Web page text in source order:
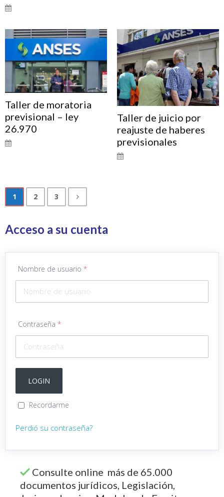
Taller de moratoria
previsional – ley
26.970
Taller de juicio por
reajuste de haberes
previsionales
1 2 3
Acceso a su cuenta
Nombre de usuario *
Contraseña *
Recordarme
Perdió su contraseña?
Consulte online más de 65.000
documentos jurídicos, Legislación,